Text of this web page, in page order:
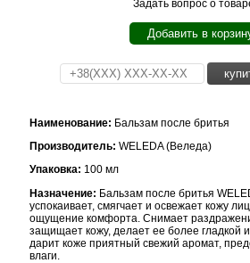
Задать вопрос о
Добавить в
Наименование: Бальзам после бритья
Производитель: WELEDA (Веледа)
Упаковка: 100 мл
Назначение: Бальзам после бритья
успокаивает, смягчает и освежает кожу
ощущение комфорта. Снимает
защищает кожу, делает ее более гладкой
дарит коже приятный свежий аромат,
влаги.